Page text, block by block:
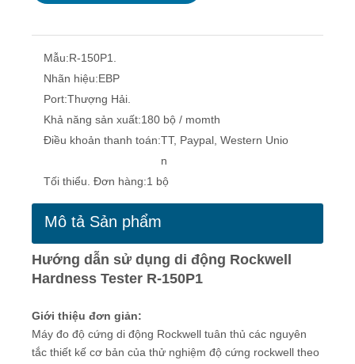
Mẫu:R-150P1.
Nhãn hiệu:EBP
Port:Thượng Hải.
Khả năng sản xuất:180 bộ / momth
Điều khoản thanh toán:TT, Paypal, Western Unio
n
Tối thiểu. Đơn hàng:1 bộ
Mô tả Sản phẩm
Hướng dẫn sử dụng di động Rockwell
Hardness Tester R-150P1
Giới thiệu đơn giản:
Máy đo độ cứng di động Rockwell tuân thủ các nguyên
tắc thiết kế cơ bản của thử nghiệm độ cứng rockwell theo